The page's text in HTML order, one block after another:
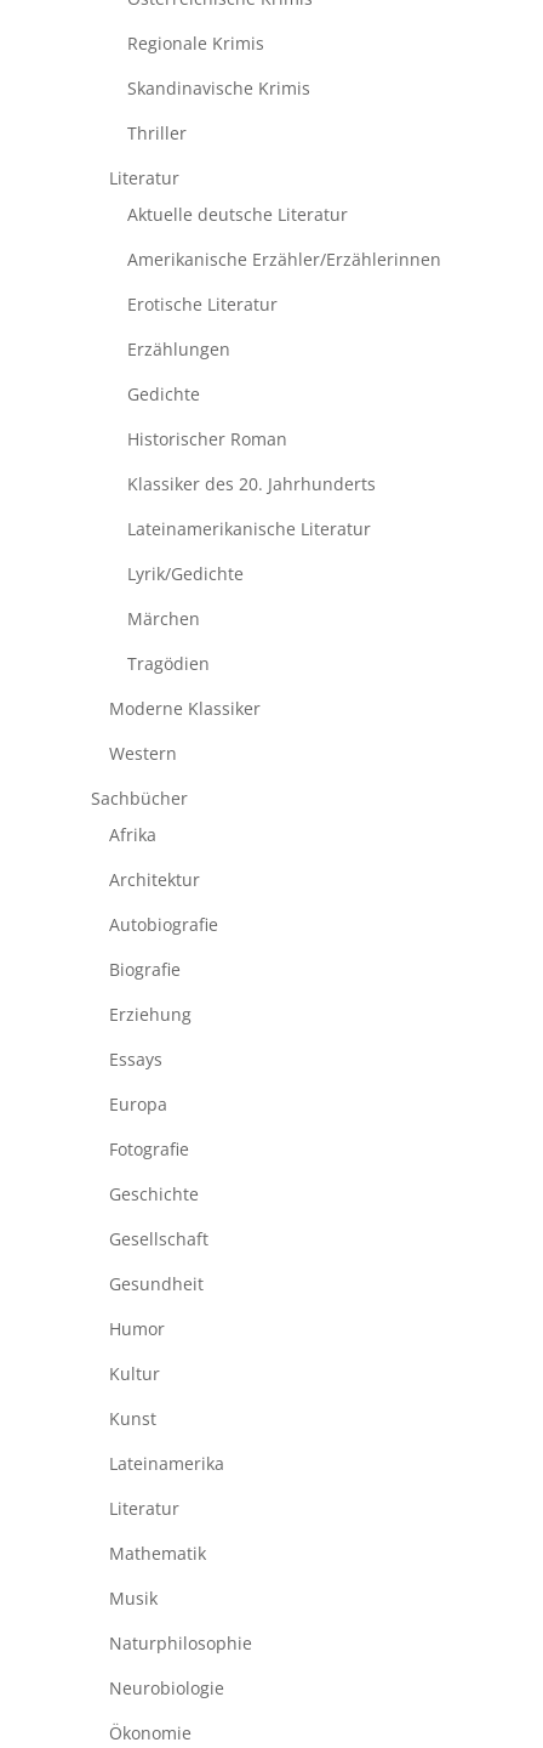
Regionale Krimis
Skandinavische Krimis
Thriller
Literatur
Aktuelle deutsche Literatur
Amerikanische Erzähler/Erzählerinnen
Erotische Literatur
Erzählungen
Gedichte
Historischer Roman
Klassiker des 20. Jahrhunderts
Lateinamerikanische Literatur
Lyrik/Gedichte
Märchen
Tragödien
Moderne Klassiker
Western
Sachbücher
Afrika
Architektur
Autobiografie
Biografie
Erziehung
Essays
Europa
Fotografie
Geschichte
Gesellschaft
Gesundheit
Humor
Kultur
Kunst
Lateinamerika
Literatur
Mathematik
Musik
Naturphilosophie
Neurobiologie
Ökonomie